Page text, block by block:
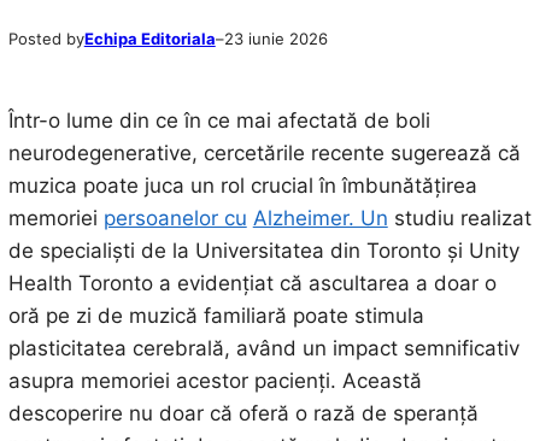
Posted byEchipa Editoriala–23 iunie 2026
Într-o lume din ce în ce mai afectată de boli
neurodegenerative, cercetările recente sugerează că
muzica poate juca un rol crucial în îmbunătățirea
memoriei persoanelor cu Alzheimer. Un studiu realizat
de specialiști de la Universitatea din Toronto și Unity
Health Toronto a evidențiat că ascultarea a doar o
oră pe zi de muzică familiară poate stimula
plasticitatea cerebrală, având un impact semnificativ
asupra memoriei acestor pacienți. Această
descoperire nu doar că oferă o rază de speranță